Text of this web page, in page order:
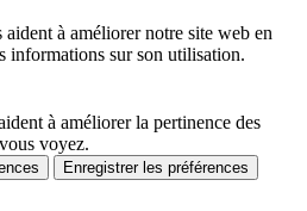
à améliorer notre site web en
informations sur son utilisation.
à améliorer la pertinence des
voyez.
Enregistrer les préférences